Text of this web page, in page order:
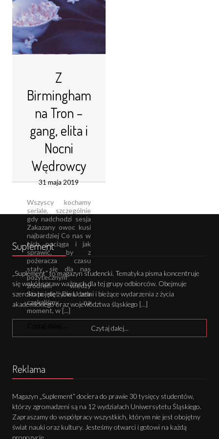
Z
Birmingham
na Tron –
gang, elita i
Nocni
Wędrowcy
31 maja 2019
Wszyscy kochamy
seriale, szczególnie
gdy nadchodzi sesja
Zakazany owoc kusi
najbardziej Co nas w
nich pociąga i jak
sprawić, by z
pożeracza czasu
stały się dla nas
pożytecznym
źródłem wiedzy
Stało się! Dwa lata
czekaliśmy na
moment, w [...]
Suplement
„Suplement” to magazyn studencki. Tematyka pisma koncentruje
się wokół spraw ważnych dla tej grupy odbiorców. Obejmuje
szeroko pojęte życie Uczelni i bieżące wydarzenia z życia
akademickiego oraz województwa śląskiego [...]
Czytaj dalej...
Reklama
Magazyn „Suplement” dociera do prawie 30 tysięcy studentów,
którzy zgromadzeni są na 12 wydziałach Uniwersytetu Śląskiego.
Zapraszamy do współpracy wszystkich, którym nie jest obojętny
świat nauki oraz kultury. Jesteśmy otwarci i gotowi na każdą
propozycję.